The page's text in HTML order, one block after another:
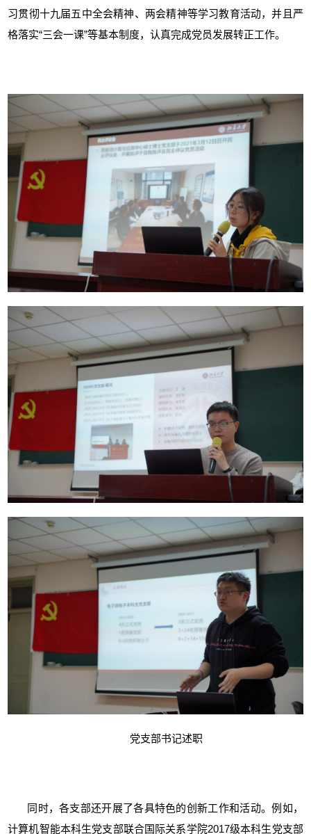
习贯彻十九届五中全会精神、两会精神等学习教育活动，并且严
格落实“三会一课”等基本制度，认真完成党员发展转正工作。
党支部书记述职
同时，各支部还开展了各具特色的创新工作和活动。例如，
计算机智能本科生党支部联合国际关系学院2017级本科生党支部